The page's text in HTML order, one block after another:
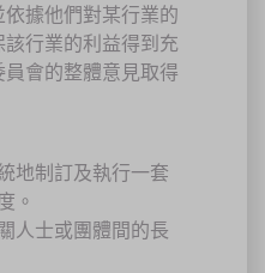
據他們對某行業的
行業的利益得到充
會的整體意見取得
地制訂及執行一套
。
人士或團體間的長
主辦資訊
祐大-台中分公司）
路一段100號9樓
合教育訓練中心（ExTW）
有限公司（SANCTITY）
訊
站後轉乘計程車
或搭乘大眾運輸工具
可減少 67% 碳排放